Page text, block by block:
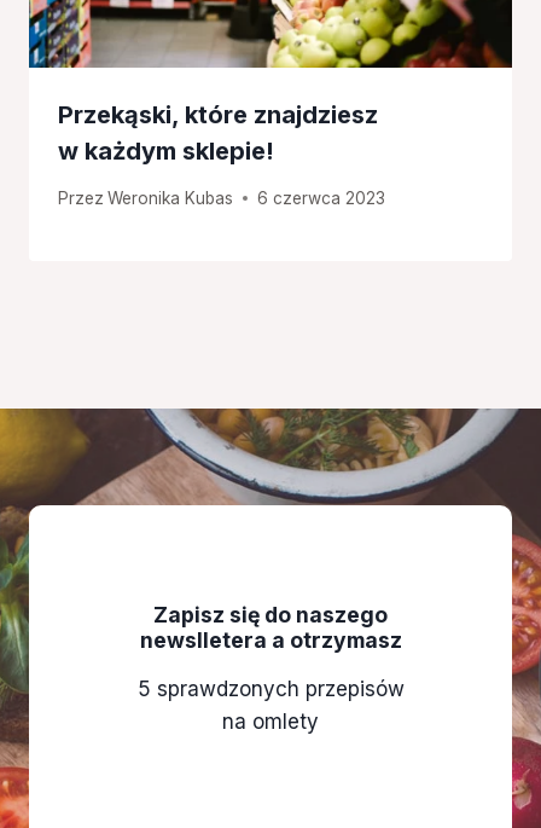
Przekąski, które znajdziesz
w każdym sklepie!
Przez Weronika Kubas 6 czerwca 2023
Zapisz się do naszego
newslletera a otrzymasz
5 sprawdzonych przepisów
na omlety